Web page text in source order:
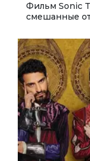
Фильм Sonic
смешанные